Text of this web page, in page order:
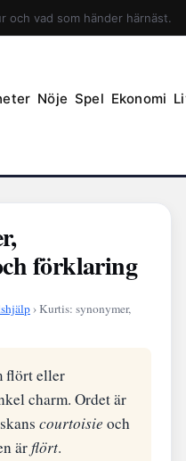
och vad som händer härnäst.
Nöje Spel Ekonomi
förklaring
› Kurtis: synonymer,
flört eller
charm. Ordet är
courtoisie och
ärflört.